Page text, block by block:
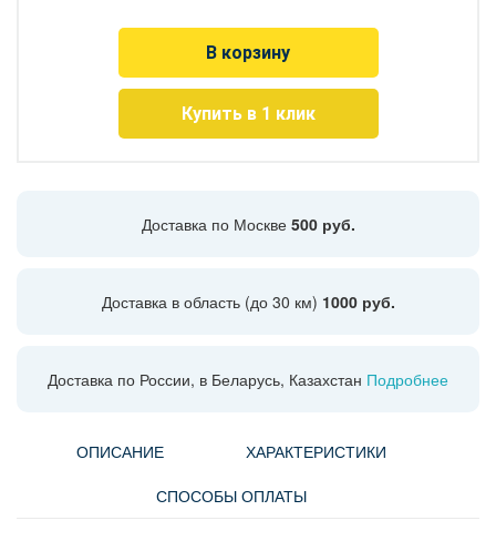
В корзину
Купить в 1 клик
Доставка по Москве 500 руб.
Доставка в область (до 30 км) 1000 руб.
Доставка по России, в Беларусь, Казахстан Подробнее
ОПИСАНИЕ
ХАРАКТЕРИСТИКИ
СПОСОБЫ ОПЛАТЫ